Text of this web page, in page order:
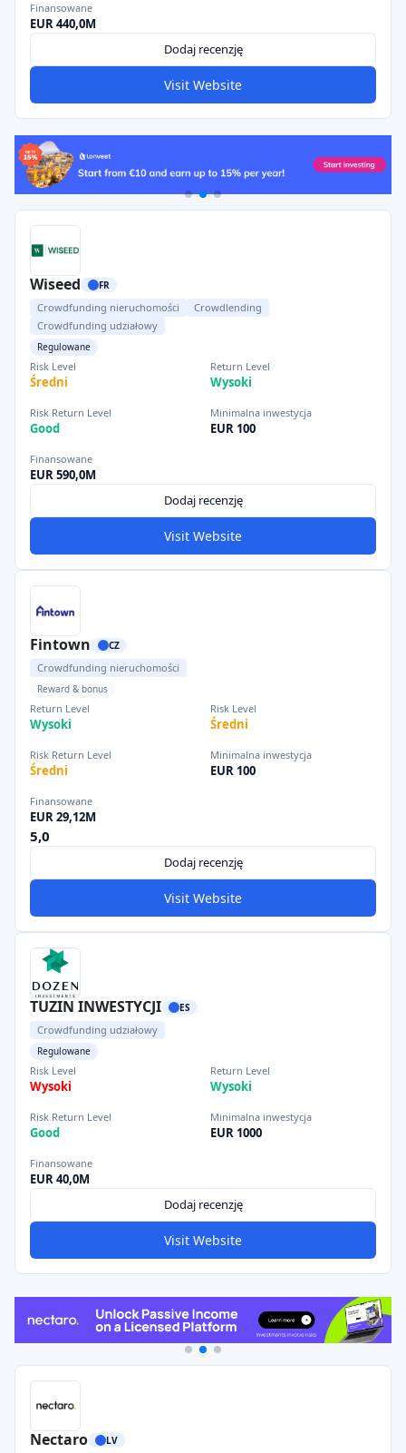
Finansowane
EUR 440,0M
Dodaj recenzję
Visit Website
Wiseed FR
Crowdfunding nieruchomości
Crowdlending
Crowdfunding udziałowy
Regulowane
Risk Level
Średni
Return Level
Wysoki
Risk Return Level
Good
Minimalna inwestycja
EUR 100
Finansowane
EUR 590,0M
Dodaj recenzję
Visit Website
Fintown CZ
Crowdfunding nieruchomości
Reward & bonus
Return Level
Wysoki
Risk Level
Średni
Risk Return Level
Średni
Minimalna inwestycja
EUR 100
Finansowane
EUR 29,12M
5,0
Dodaj recenzję
Visit Website
TUZIN INWESTYCJI ES
Crowdfunding udziałowy
Regulowane
Risk Level
Wysoki
Return Level
Wysoki
Risk Return Level
Good
Minimalna inwestycja
EUR 1000
Finansowane
EUR 40,0M
Dodaj recenzję
Visit Website
Nectaro LV